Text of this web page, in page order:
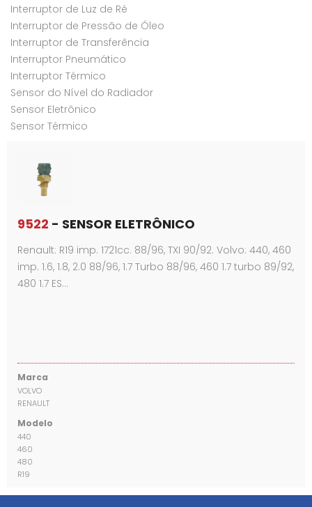
Interruptor de Luz de Ré
Interruptor de Pressão de Óleo
Interruptor de Transferência
Interruptor Pneumático
Interruptor Térmico
Sensor do Nível do Radiador
Sensor Eletrônico
Sensor Térmico
9522 - SENSOR ELETRÔNICO
Renault: R19 imp. 1721cc. 88/96, TXI 90/92. Volvo: 440, 460
imp. 1.6, 1.8, 2.0 88/96, 1.7 Turbo 88/96, 460 1.7 turbo 89/92,
480 1.7 ES…
Marca
VOLVO
RENAULT
Modelo
440
460
480
R19